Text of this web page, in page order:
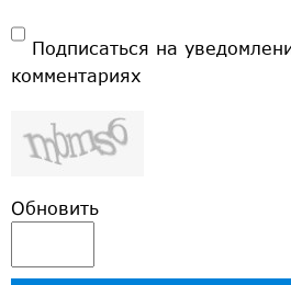
Подписаться на
комментариях
Обновить